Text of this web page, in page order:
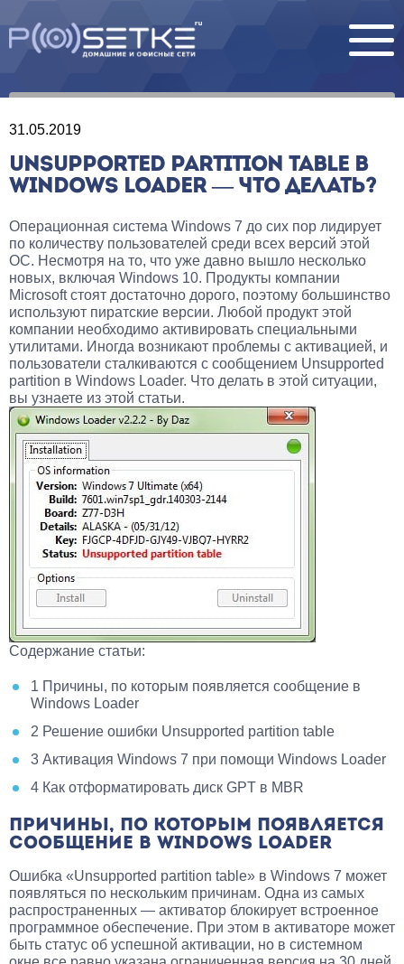
31.05.2019
UNSUPPORTED PARTITION TABLE В
WINDOWS LOADER — ЧТО ДЕЛАТЬ?
Операционная система Windows 7 до сих пор лидирует
по количеству пользователей среди всех версий этой
ОС. Несмотря на то, что уже давно вышло несколько
новых, включая Windows 10. Продукты компании
Microsoft стоят достаточно дорого, поэтому большинство
используют пиратские версии. Любой продукт этой
компании необходимо активировать специальными
утилитами. Иногда возникают проблемы с активацией, и
пользователи сталкиваются с сообщением Unsupported
partition в Windows Loader. Что делать в этой ситуации,
вы узнаете из этой статьи.
Содержание статьи:
1 Причины, по которым появляется сообщение в
Windows Loader
2 Решение ошибки Unsupported partition table
3 Активация Windows 7 при помощи Windows Loader
4 Как отформатировать диск GPT в MBR
ПРИЧИНЫ, ПО КОТОРЫМ ПОЯВЛЯЕТСЯ
СООБЩЕНИЕ В WINDOWS LOADER
Ошибка «Unsupported partition table» в Windows 7 может
появляться по нескольким причинам. Одна из самых
распространенных — активатор блокирует встроенное
программное обеспечение. При этом в активаторе может
быть статус об успешной активации, но в системном